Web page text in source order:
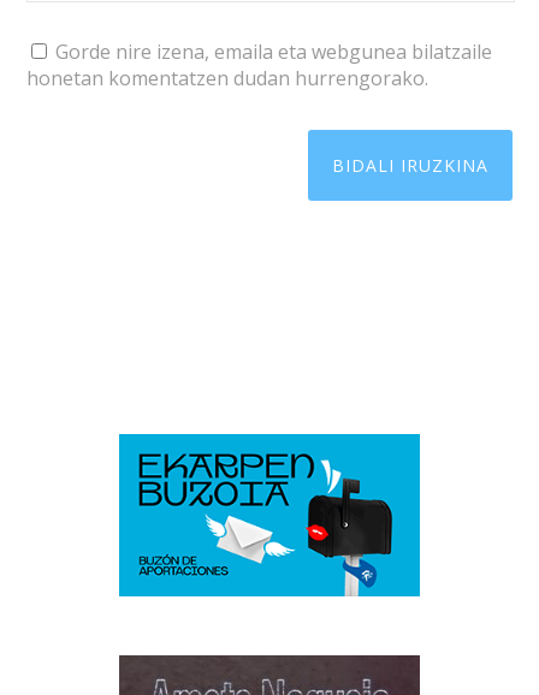
Gorde nire izena, emaila eta webgunea bilatzaile
honetan komentatzen dudan hurrengorako.